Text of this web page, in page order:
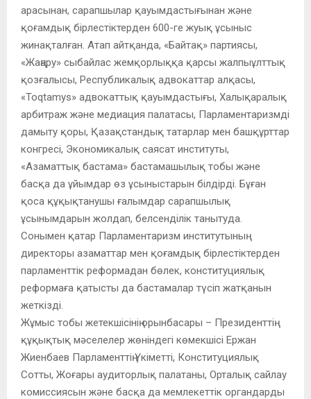
арасынан, сарапшылар қауымдастығынан және
қоғамдық бірлестіктерден 600-ге жуық ұсыныс
жинақталған. Атап айтқанда, «Байтақ» партиясы,
«Жаңару» сыбайлас жемқорлыққа қарсы жалпыұлттық
қозғалысы, Республикалық адвокаттар алқасы,
«Toqtamys» адвокаттық қауымдастығы, Халықаралық
арбитраж және медиация палатасы, Парламентаризмді
дамыту қоры, Қазақстандық татарлар мен башқұрттар
конгресі, Экономикалық саясат институты,
«Азаматтық бастама» бастамашылық тобы және
басқа да ұйымдар өз ұсыныстарын білдірді. Бұған
қоса құқықтанушы ғалымдар сарапшылық
ұсынымдарын жолдап, белсенділік танытуда.
Сонымен қатар Парламентаризм институтының
директоры азаматтар мен қоғамдық бірлестіктерден
парламенттік реформадан бөлек, конституциялық
реформаға қатысты да бастамалар түсіп жатқанын
жеткізді.
Жұмыс тобы жетекшісінің орынбасары – Президенттің
құқықтық мәселелер жөніндегі көмекшісі Ержан
Жиенбаев Парламенттің Үкіметті, Конституциялық
Сотты, Жоғары аудиторлық палатаны, Орталық сайлау
комиссиясын және басқа да мемлекеттік органдарды